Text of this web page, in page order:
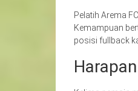
Pelatih Arema
Kemampuan
posisi fullback